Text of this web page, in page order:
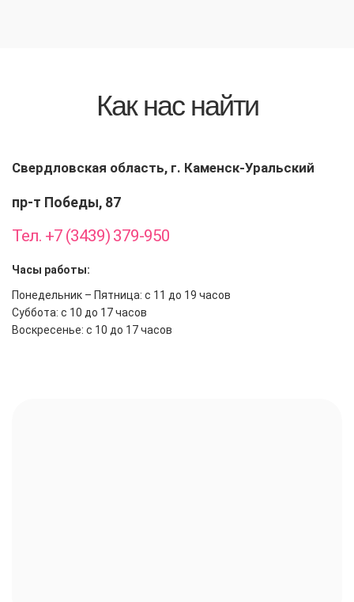
Как нас найти
Свердловская область, г. Каменск-Уральский
пр-т Победы, 87
Тел. +7 (3439) 379-950
Часы работы:
Понедельник – Пятница: с 11 до 19 часов
Суббота: с 10 до 17 часов
Воскресенье: с 10 до 17 часов